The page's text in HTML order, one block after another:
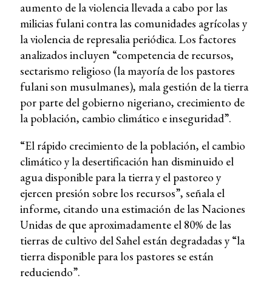
aumento de la violencia llevada a cabo por las
milicias fulani contra las comunidades agrícolas y
la violencia de represalia periódica. Los factores
analizados incluyen “competencia de recursos,
sectarismo religioso (la mayoría de los pastores
fulani son musulmanes), mala gestión de la tierra
por parte del gobierno nigeriano, crecimiento de
la población, cambio climático e inseguridad”.
“El rápido crecimiento de la población, el cambio
climático y la desertificación han disminuido el
agua disponible para la tierra y el pastoreo y
ejercen presión sobre los recursos”, señala el
informe, citando una estimación de las Naciones
Unidas de que aproximadamente el 80% de las
tierras de cultivo del Sahel están degradadas y “la
tierra disponible para los pastores se están
reduciendo”.